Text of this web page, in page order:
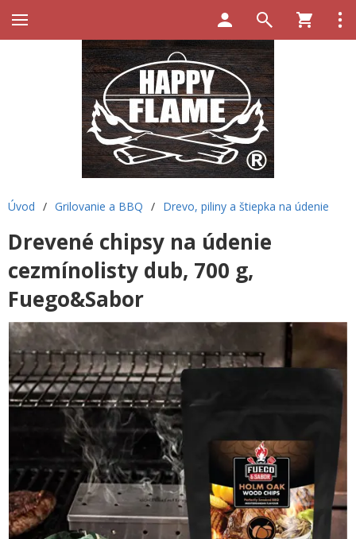
Úvod / Grilovanie a BBQ / Drevo, piliny a štiepka na údenie
Drevené chipsy na údenie
cezmínolisty dub, 700 g,
Fuego&Sabor